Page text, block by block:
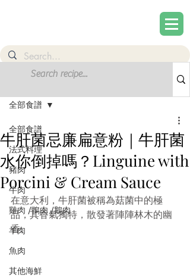
註冊
全部食譜
法式料理
豬肉
牛肉
雞肉 /鴨肉 /鵝肉
羊肉
魚肉
其他海鮮
全部食譜
牛肝菌忌廉扁意粉｜牛肝菌
水你倒掉嗎？Linguine with
Porcini & Cream Sauce
在意大利，牛肝菌被稱為菇菌中的極
品，其香氣獨特，散發著陣陣林木的幽
香。